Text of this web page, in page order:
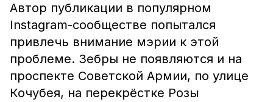
Автор публикации в популярном
Instagram-сообществе попытался
привлечь внимание мэрии к этой
проблеме. Зебры не появляются и на
проспекте Советской Армии, по улице
Кочубея, на перекрёстке Розы